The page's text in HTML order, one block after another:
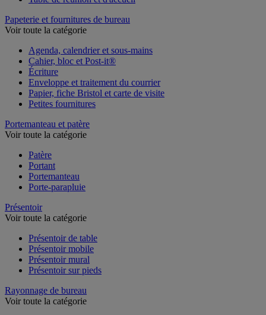
Papeterie et fournitures de bureau
Voir toute la catégorie
Agenda, calendrier et sous-mains
Cahier, bloc et Post-it®
Écriture
Enveloppe et traitement du courrier
Papier, fiche Bristol et carte de visite
Petites fournitures
Portemanteau et patère
Voir toute la catégorie
Patère
Portant
Portemanteau
Porte-parapluie
Présentoir
Voir toute la catégorie
Présentoir de table
Présentoir mobile
Présentoir mural
Présentoir sur pieds
Rayonnage de bureau
Voir toute la catégorie